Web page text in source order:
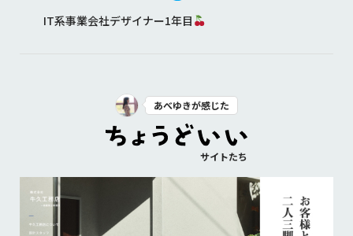
IT系事業会社デザイナー1年目
あべゆきが感じた
サイトたち